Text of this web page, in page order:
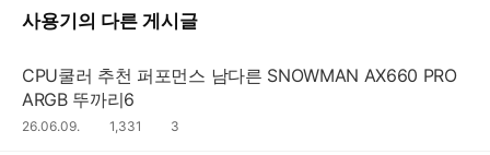
사용기 의 다른 게시글
CPU쿨러 추천 퍼포먼스 남다른 SNOWMAN AX660 PRO
ARGB 뚜까리6
26.06.09. 1,331 3